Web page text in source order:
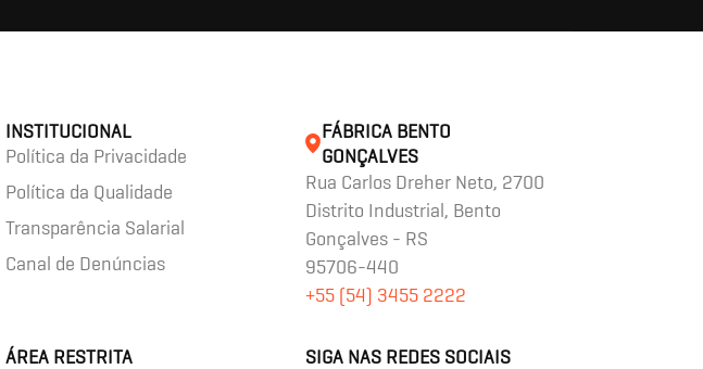
INSTITUCIONAL
Política da Privacidade
Política da Qualidade
Transparência Salarial
Canal de Denúncias
ÁREA RESTRITA
FÁBRICA BENTO
GONÇALVES
Rua Carlos Dreher Neto, 2700
Distrito Industrial, Bento
Gonçalves - RS
95706-440
+55 (54) 3455 2222
SIGA NAS REDES SOCIAIS